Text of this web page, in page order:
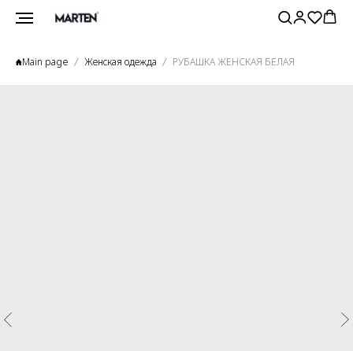
Main page Женская одежда РУБАШКА ЖЕНСКАЯ БЕЛАЯ